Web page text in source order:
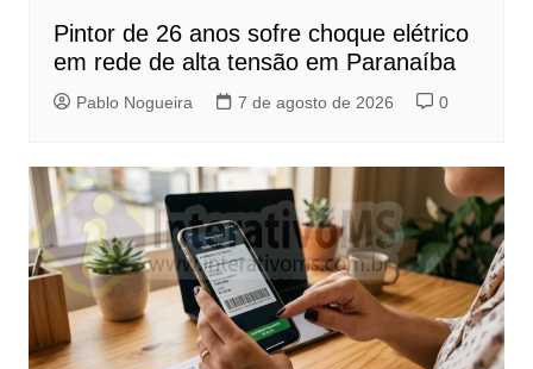
Pintor de 26 anos sofre choque elétrico
em rede de alta tensão em Paranaíba
Pablo Nogueira 7 de agosto de 2026 0